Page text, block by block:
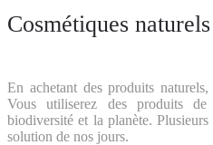
Cosmétiques naturels
En achetant des produits
Vous utiliserez des produits
biodiversité et la planète.
solution de nos jours.